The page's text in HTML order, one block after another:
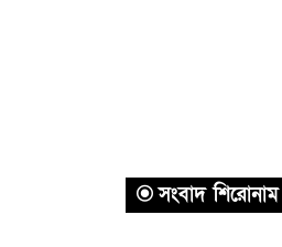
সংবাদ শিরোনাম